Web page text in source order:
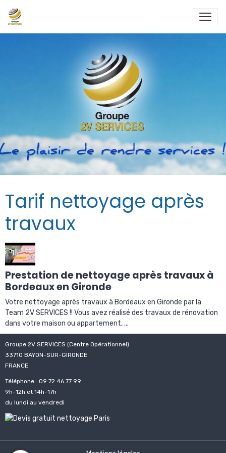
Tarif nettoyage après
travaux
Prestation de nettoyage après travaux à
Bordeaux en Gironde
Votre nettoyage après travaux à Bordeaux en Gironde par la
Team 2V SERVICES !! Vous avez réalisé des travaux de rénovation
dans votre maison ou appartement, ...
Groupe 2V SERVICES (Centre Opérationnel)
33710 BAYON-SUR-GIRONDE
FRANCE
Téléphone : 09 72 46 77 99
9h-12h et 14h-17h
du lundi au vendredi